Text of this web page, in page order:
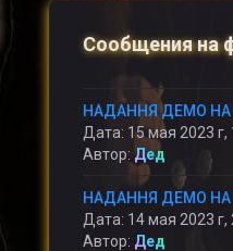
Сообщения на
Дата: 15 мая 2023 г,
Автор: Дед
Дата: 14 мая 2023 г,
Автор: Дед